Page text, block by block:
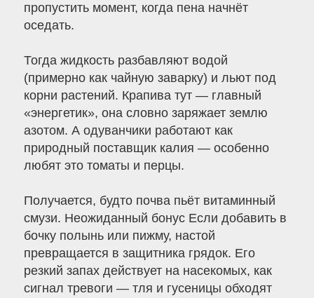
пропустить момент, когда пена начнёт
оседать.
Тогда жидкость разбавляют водой
(примерно как чайную заварку) и льют под
корни растений. Крапива тут — главный
«энергетик», она словно заряжает землю
азотом. А одуванчики работают как
природный поставщик калия — особенно
любят это томаты и перцы.
Получается, будто почва пьёт витаминный
смузи. Неожиданный бонус Если добавить в
бочку полынь или пижму, настой
превращается в защитника грядок. Его
резкий запах действует на насекомых, как
сигнал тревоги — тля и гусеницы обходят